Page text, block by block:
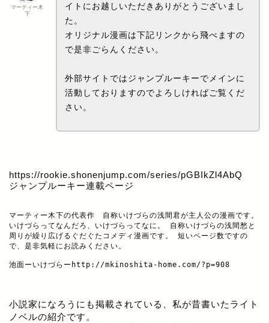
マーティー木
下
イトにお越しいただきありがとうございまし
た。
オリジナル漫画は下記リンクから飛べますの
で是非ごらんください。
外部サイトではジャンプルーキーでメインに
活動しておりますのでよろしければご覧くだ
さい。
https://rookie.shonenjump.com/series/pGBIkZl4AbQ
ジャンプルーキー連載ページ
マーティー木下の代表作　自称いけづらの浅間君が主人公の漫画です。
いけづらってなんだろ、いけづらってなに。 自称いけづらの浅間愁と
周りが繰り広げるぐだぐたコメディ漫画です。 短いページ数ですの
で、是非気軽にお読みください。
池面ーいけづらー http://mkinoshita-home.com/?p=908
小説家になろうにも掲載されている、私が昔書いたライト
ノベルの紹介です。